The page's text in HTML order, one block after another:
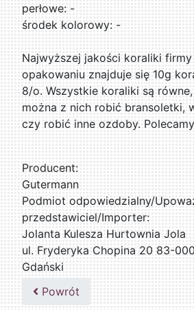
perłowe: -
środek kolorowy: -
Najwyższej jakości koraliki firmy
opakowaniu znajduje się 10g
8/o. Wszystkie koraliki są
można z nich robić bransoletki,
czy robić inne ozdoby.
Producent:
Gutermann
Podmiot odpowiedzialny/
przedstawiciel/Importer:
Jolanta Kulesza Hurtownia Jola
ul. Fryderyka Chopina 20 83-
Gdański
502047435
Powrót